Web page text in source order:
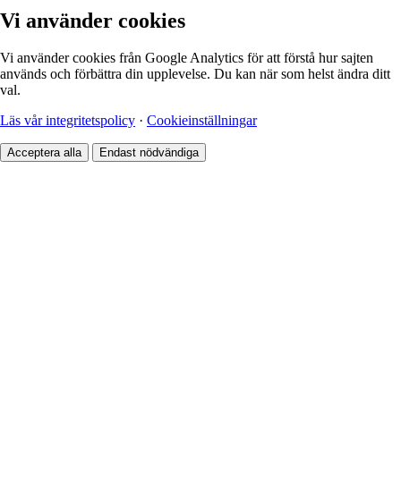
Vi använder cookies
Vi använder cookies från Google Analytics för att förstå hur sajten
används och förbättra din upplevelse. Du kan när som helst ändra ditt
val.
Läs vår integritetspolicy · Cookieinställningar
Acceptera alla Endast nödvändiga